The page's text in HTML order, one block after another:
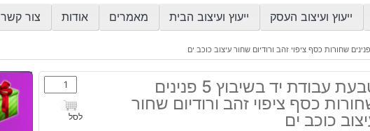
ייעוץ ועיצוב העסק ייעוץ ועיצוב הבית מאמרים אודות צור קשר
טבעת עבודת יד בשיבוץ 5 פנינים
כסף ציפוי זהב ורודיום שחור
כוכב ים
כמות
של
טבעת
לסל